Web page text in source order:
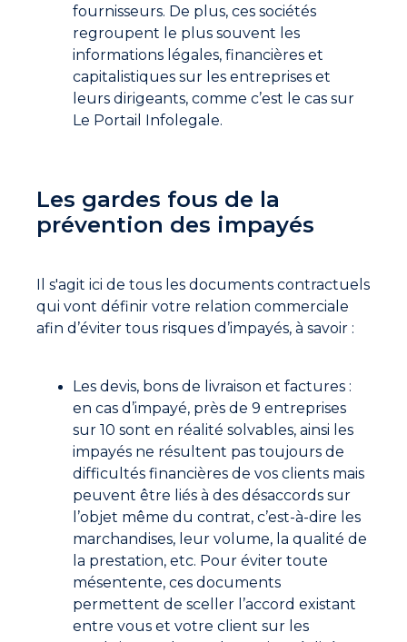
fournisseurs. De plus, ces sociétés
regroupent le plus souvent les
informations légales, financières et
capitalistiques sur les entreprises et
leurs dirigeants, comme c’est le cas sur
Le Portail Infolegale.
Les gardes fous de la
prévention des impayés
Il s'agit ici de tous les documents contractuels
qui vont définir votre relation commerciale
afin d’éviter tous risques d’impayés, à savoir :
Les devis, bons de livraison et factures :
en cas d’impayé, près de 9 entreprises
sur 10 sont en réalité solvables, ainsi les
impayés ne résultent pas toujours de
difficultés financières de vos clients mais
peuvent être liés à des désaccords sur
l’objet même du contrat, c’est-à-dire les
marchandises, leur volume, la qualité de
la prestation, etc. Pour éviter toute
mésentente, ces documents
permettent de sceller l’accord existant
entre vous et votre client sur les